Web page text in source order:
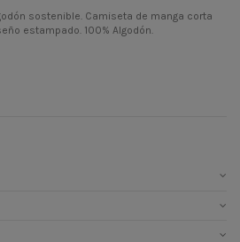
sostenible. Camiseta de manga corta
estampado. 100% Algodón.